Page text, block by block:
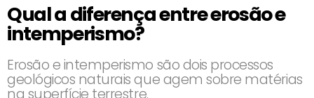
Qual a diferença entre erosão e
intemperismo?
Erosão e intemperismo são dois processos
geológicos naturais que agem sobre matérias
na superfície terrestre.